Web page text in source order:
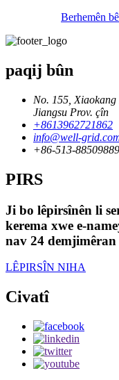
Berhemên
paqij bûn
No. 155, Xiaokang
Jiangsu Prov. çîn
+8613962721862
info@well-
+86-513-88509889
PIRS
Ji bo lêpirsînên li
kerema xwe e-
nav 24
LÊPIRSÎN NIHA
Civatî